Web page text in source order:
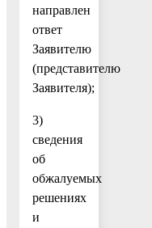
направлен
ответ
Заявителю
(представителю
Заявителя);
3)
сведения
об
обжалуемых
решениях
и